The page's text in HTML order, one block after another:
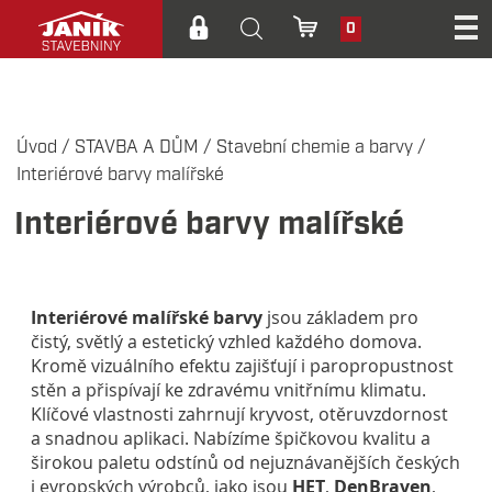
0
Úvod / STAVBA A DŮM / Stavební chemie a barvy /
Interiérové barvy malířské
Interiérové barvy malířské
Interiérové malířské barvy jsou základem pro
čistý, světlý a estetický vzhled každého domova.
Kromě vizuálního efektu zajišťují i paropropustnost
stěn a přispívají ke zdravému vnitřnímu klimatu.
Klíčové vlastnosti zahrnují kryvost, otěruvzdornost
a snadnou aplikaci. Nabízíme špičkovou kvalitu a
širokou paletu odstínů od nejuznávanějších českých
i evropských výrobců, jako jsou HET, DenBraven,